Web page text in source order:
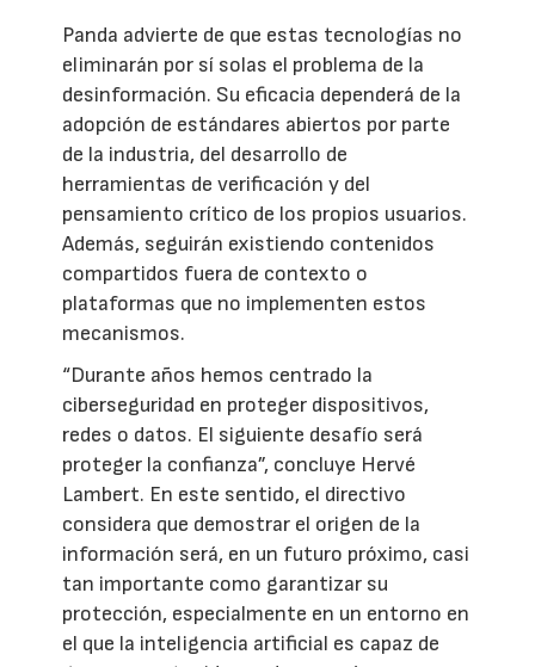
Panda advierte de que estas tecnologías no
eliminarán por sí solas el problema de la
desinformación. Su eficacia dependerá de la
adopción de estándares abiertos por parte
de la industria, del desarrollo de
herramientas de verificación y del
pensamiento crítico de los propios usuarios.
Además, seguirán existiendo contenidos
compartidos fuera de contexto o
plataformas que no implementen estos
mecanismos.
“Durante años hemos centrado la
ciberseguridad en proteger dispositivos,
redes o datos. El siguiente desafío será
proteger la confianza”, concluye Hervé
Lambert. En este sentido, el directivo
considera que demostrar el origen de la
información será, en un futuro próximo, casi
tan importante como garantizar su
protección, especialmente en un entorno en
el que la inteligencia artificial es capaz de